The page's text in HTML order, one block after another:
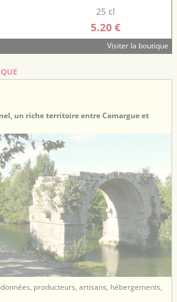
25 cl
5.20 €
Visiter la boutique
un riche territoire entre Camargue et
producteurs, artisans, hébergements,